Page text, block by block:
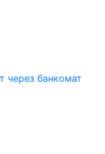
через банкомат